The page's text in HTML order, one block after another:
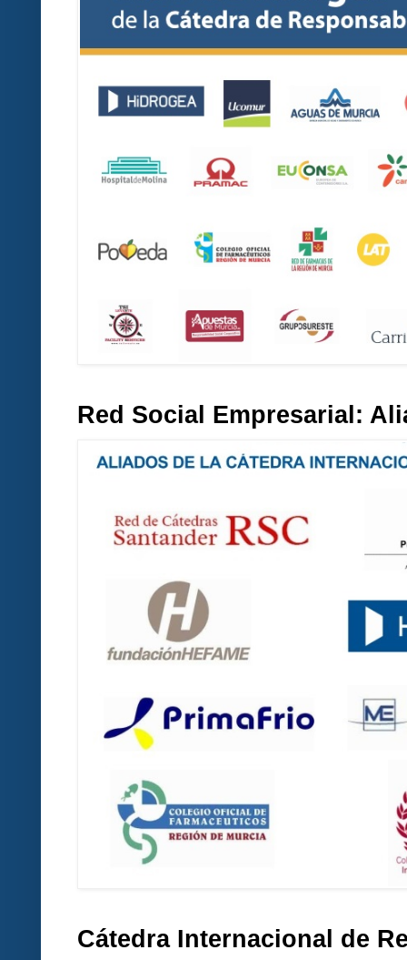
Red Social Empresarial:
Cátedra Internacional de